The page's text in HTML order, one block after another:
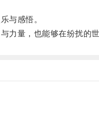
与感悟。
量，也能够在纷扰的世